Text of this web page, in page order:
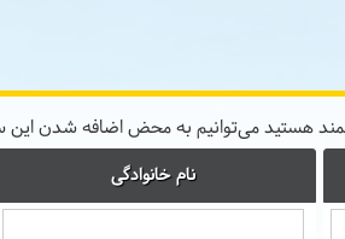
هستید می‌توانیم به محض اضافه شدن
نام خانوادگی